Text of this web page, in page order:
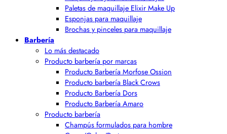
Paletas de maquillaje Elixir Make Up
Esponjas para maquillaje
Brochas y pinceles para maquillaje
Barbería
Lo más destacado
Producto barbería por marcas
Producto Barbería Morfose Ossion
Producto barbería Black Crows
Producto Barbería Dors
Producto Barbería Amaro
Producto barbería
Champús formulados para hombre